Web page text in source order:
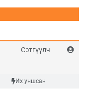
Сэтгүүлч
Их уншсан